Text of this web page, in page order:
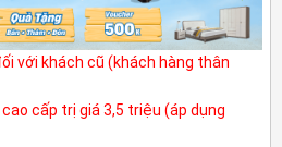
với khách cũ (khách hàng thân
cấp trị giá 3,5 triệu (áp dụng